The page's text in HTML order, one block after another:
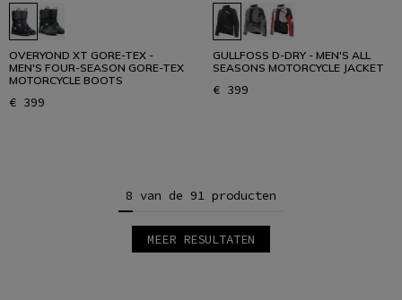
OVERYOND XT GORE-TEX -
MEN'S FOUR-SEASON GORE-TEX
MOTORCYCLE BOOTS
€ 399
GULLFOSS D-DRY - MEN'S ALL
SEASONS MOTORCYCLE JACKET
€ 399
8 van de 91 producten
MEER RESULTATEN